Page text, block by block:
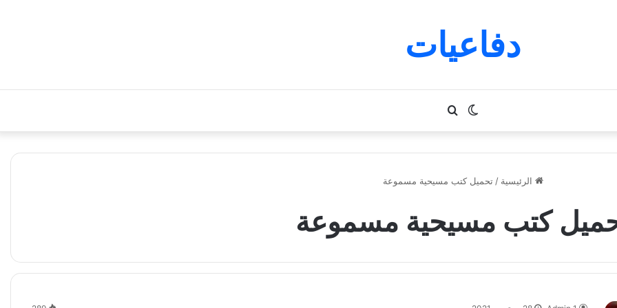
دفاعيات
بحث
عن
الوضع
المظلم
الرئيسية / تحميل كتب مسيحية مسموعة
كتب مسيحية مسموعة